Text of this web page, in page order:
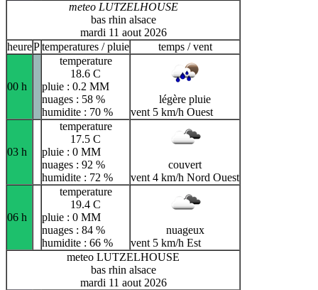
meteo LUTZELHOUSE
bas rhin alsace
mardi 11 aout 2026
heurePtemperatures / pluie temps / vent
00 h
temperature
18.6 C
pluie : 0.2 MM
nuages : 58 %
humidite : 70 %
légère pluie
vent 5 km/h Ouest
03 h
temperature
17.5 C
pluie : 0 MM
nuages : 92 %
humidite : 72 %
couvert
vent 4 km/h Nord Ouest
06 h
temperature
19.4 C
pluie : 0 MM
nuages : 84 %
humidite : 66 %
nuageux
vent 5 km/h Est
meteo LUTZELHOUSE
bas rhin alsace
mardi 11 aout 2026